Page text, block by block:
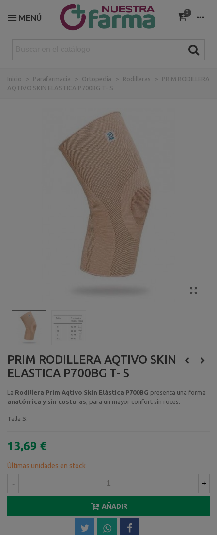
MENÚ
0
Inicio > Parafarmacia > Ortopedia > Rodilleras >
PRIM RODILLERA
AQTIVO SKIN ELASTICA P700BG T- S
PRIM RODILLERA AQTIVO SKIN
ELASTICA P700BG T- S
La Rodillera Prim Aqtivo Skin Elástica P700BG presenta una forma
anatómica y sin costuras , para un mayor confort sin roces.
Talla S.
13,69 €
Últimas unidades en stock
- +
AÑADIR